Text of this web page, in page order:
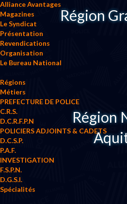
Alliance Avantages
Magazines
Le Syndicat
Présentation
Revendications
Organisation
Le Bureau National
Régions
Métiers
PREFECTURE DE POLICE
C.R.S.
D.C.R.F.P.N
POLICIERS ADJOINTS & CADETS
D.C.S.P.
P.A.F.
INVESTIGATION
F.S.P.N.
D.G.S.I.
Spécialités
Région
Région